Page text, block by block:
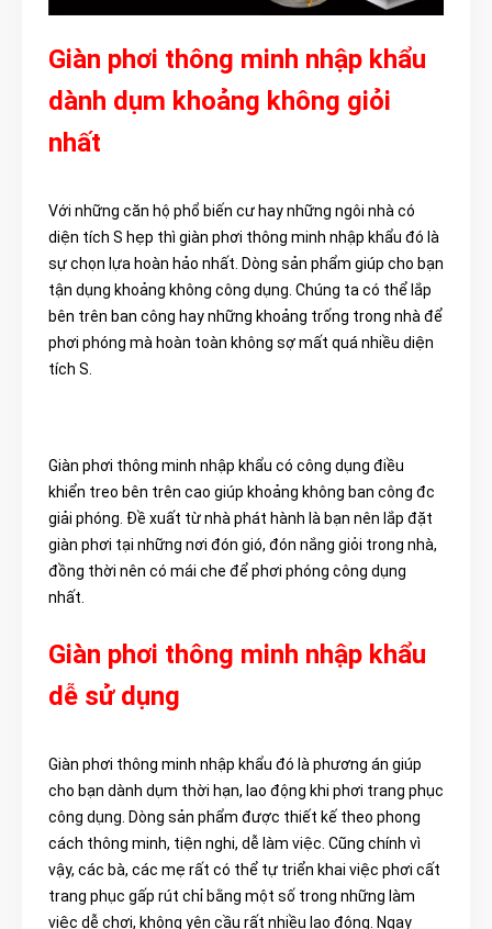
Giàn phơi thông minh nhập khẩu
dành dụm khoảng không giỏi
nhất
Với những căn hộ phổ biến cư hay những ngôi nhà có
diện tích S hẹp thì giàn phơi thông minh nhập khẩu đó là
sự chọn lựa hoàn hảo nhất. Dòng sản phẩm giúp cho bạn
tận dụng khoảng không công dụng. Chúng ta có thể lắp
bên trên ban công hay những khoảng trống trong nhà để
phơi phóng mà hoàn toàn không sợ mất quá nhiều diện
tích S.
Giàn phơi thông minh nhập khẩu có công dụng điều
khiển treo bên trên cao giúp khoảng không ban công đc
giải phóng. Đề xuất từ nhà phát hành là bạn nên lắp đặt
giàn phơi tại những nơi đón gió, đón nắng giỏi trong nhà,
đồng thời nên có mái che để phơi phóng công dụng
nhất.
Giàn phơi thông minh nhập khẩu
dễ sử dụng
Giàn phơi thông minh nhập khẩu đó là phương án giúp
cho bạn dành dụm thời hạn, lao động khi phơi trang phục
công dụng. Dòng sản phẩm được thiết kế theo phong
cách thông minh, tiện nghi, dễ làm việc. Cũng chính vì
vậy, các bà, các mẹ rất có thể tự triển khai việc phơi cất
trang phục gấp rút chỉ bằng một số trong những làm
việc dễ chơi, không yên cầu rất nhiều lao động. Ngay